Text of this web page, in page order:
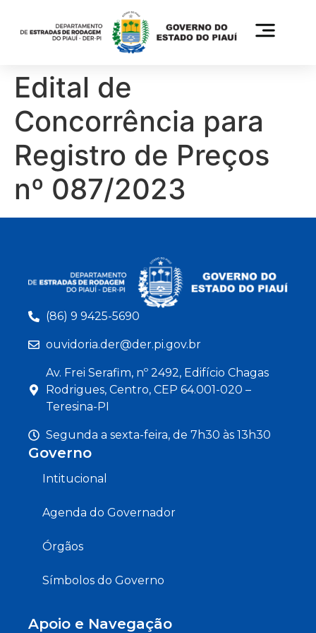
Edital de
Concorrência para
Registro de Preços
nº 087/2023
(86) 9 9425-5690
ouvidoria.der@der.pi.gov.br
Av. Frei Serafim, nº 2492, Edifício Chagas
Rodrigues, Centro, CEP 64.001-020 –
Teresina-PI
Segunda a sexta-feira, de 7h30 às 13h30
Governo
Intitucional
Agenda do Governador
Órgãos
Símbolos do Governo
Apoio e Navegação